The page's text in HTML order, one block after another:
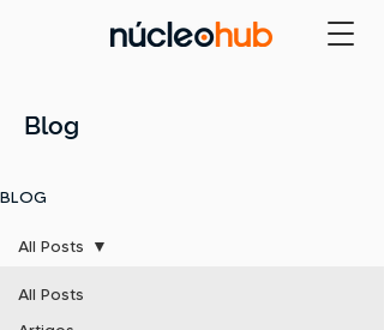
Blog
BLOG
All Posts
All Posts